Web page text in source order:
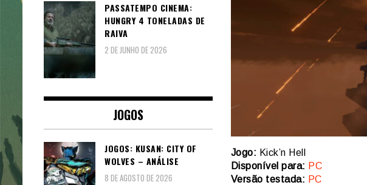
Jogo: Kick’n Hell
Disponível para: PC
Versão testada: PC
PASSATEMPO CINEMA:
HUNGRY 4 TONELADAS DE
RAIVA
2 DE JUNHO DE 2026
JOGOS
JOGOS: KUSAN: CITY OF
WOLVES – ANÁLISE
8 DE AGOSTO DE 2026